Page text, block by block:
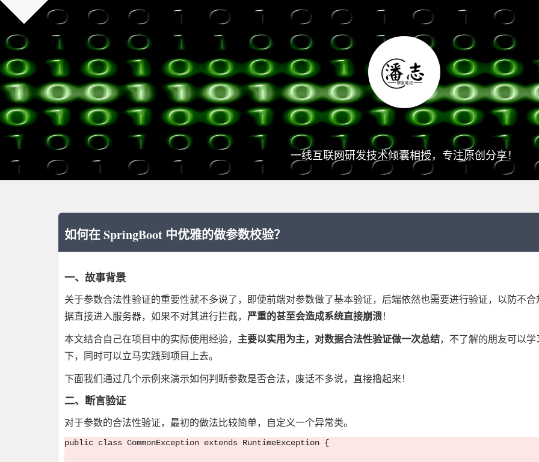
一线互联网研发技术倾囊相授，专注原创分享！
如何在 SpringBoot 中优雅的做参数校验？
一、故事背景
关于参数合法性验证的重要性就不多说了，即使前端对参数做了基本验证，后端依然也需要进行验证，以防不合
据直接进入服务器，如果不对其进行拦截， 严重的甚至会造成系统直接崩溃！
本文结合自己在项目中的实际使用经验， 主要以实用为主，对数据合法性验证做一次总结，不了解的朋友可以学
下，同时可以立马实践到项目上去。
下面我们通过几个示例来演示如何判断参数是否合法，废话不多说，直接撸起来！
二、断言验证
对于参数的合法性验证，最初的做法比较简单，自定义一个异常类。
public class CommonException extends RuntimeException {